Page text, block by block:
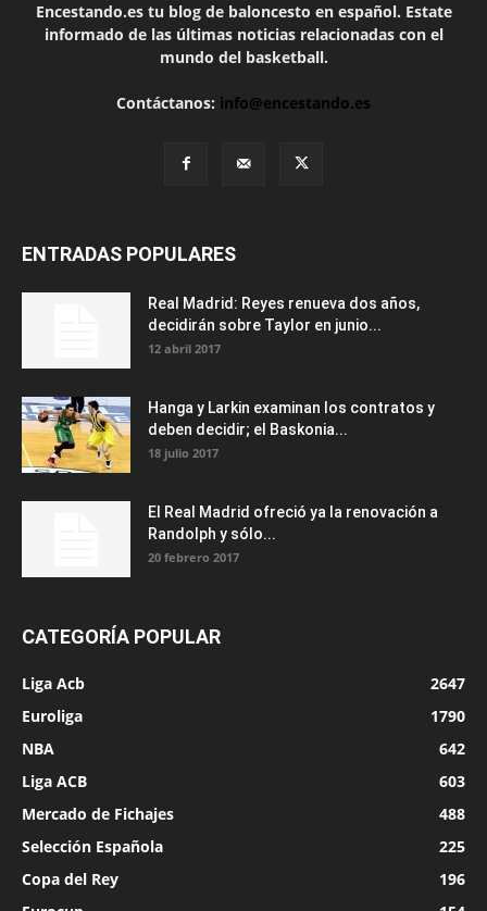
Encestando.es tu blog de baloncesto en español. Estate
informado de las últimas noticias relacionadas con el
mundo del basketball.
Contáctanos: info@encestando.es
ENTRADAS POPULARES
Real Madrid: Reyes renueva dos años,
decidirán sobre Taylor en junio...
12 abril 2017
Hanga y Larkin examinan los contratos y
deben decidir; el Baskonia...
18 julio 2017
El Real Madrid ofreció ya la renovación a
Randolph y sólo...
20 febrero 2017
CATEGORÍA POPULAR
Liga Acb
2647
Euroliga
1790
NBA
642
Liga ACB
603
Mercado de Fichajes
488
Selección Española
225
Copa del Rey
196